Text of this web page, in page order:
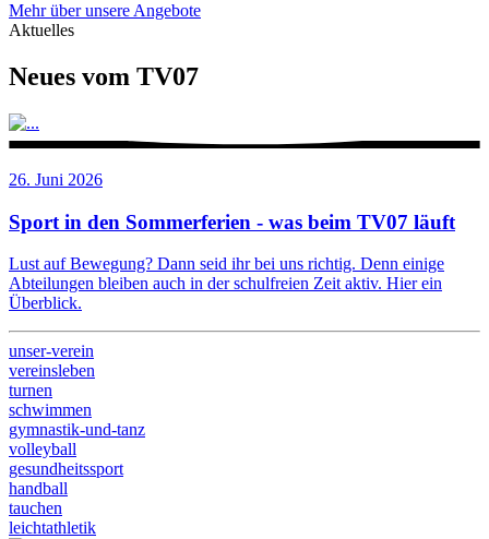
Mehr über unsere Angebote
Aktuelles
Neues vom TV07
26. Juni 2026
Sport in den Sommerferien - was beim TV07 läuft
Lust auf Bewegung? Dann seid ihr bei uns richtig. Denn einige
Abteilungen bleiben auch in der schulfreien Zeit aktiv. Hier ein
Überblick.
unser-verein
vereinsleben
turnen
schwimmen
gymnastik-und-tanz
volleyball
gesundheitssport
handball
tauchen
leichtathletik